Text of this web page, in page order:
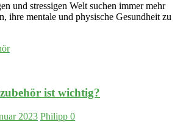
und stressigen Welt suchen immer mehr
ihre mentale und physische Gesundheit zu
ist wichtig?
2023 Philipp 0